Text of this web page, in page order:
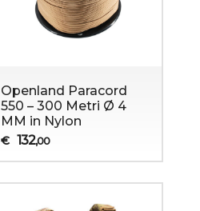
Openland Paracord
550 – 300 Metri Ø 4
MM in Nylon
€ 132,00